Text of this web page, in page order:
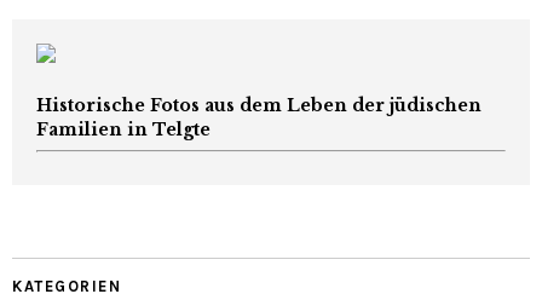
Historische Fotos aus dem Leben der jüdischen
Familien in Telgte
KATEGORIEN